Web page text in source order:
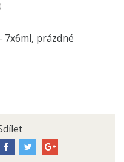
7x6ml, prázdné